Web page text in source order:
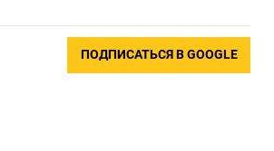
ПОДПИСАТЬСЯ В GOOGLE